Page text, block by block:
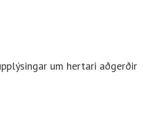
um hertari aðgerðir